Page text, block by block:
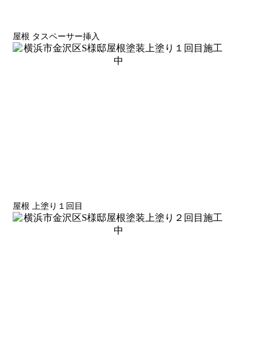
屋根 タスペーサー挿入
屋根 上塗り１回目